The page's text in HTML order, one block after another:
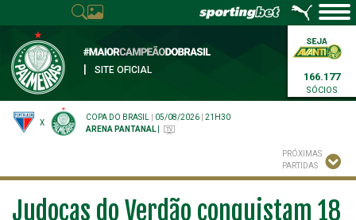
SITE OFICIAL
166.177
SÓCIOS
X
COPA DO BRASIL 05/08/2026
21H30
ARENA PANTANAL
PRÓXIMAS
PARTIDAS
Judocas do Verdão conquistam 18